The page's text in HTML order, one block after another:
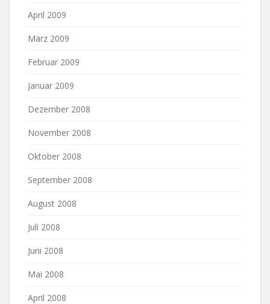
April 2009
März 2009
Februar 2009
Januar 2009
Dezember 2008
November 2008
Oktober 2008
September 2008
August 2008
Juli 2008
Juni 2008
Mai 2008
April 2008